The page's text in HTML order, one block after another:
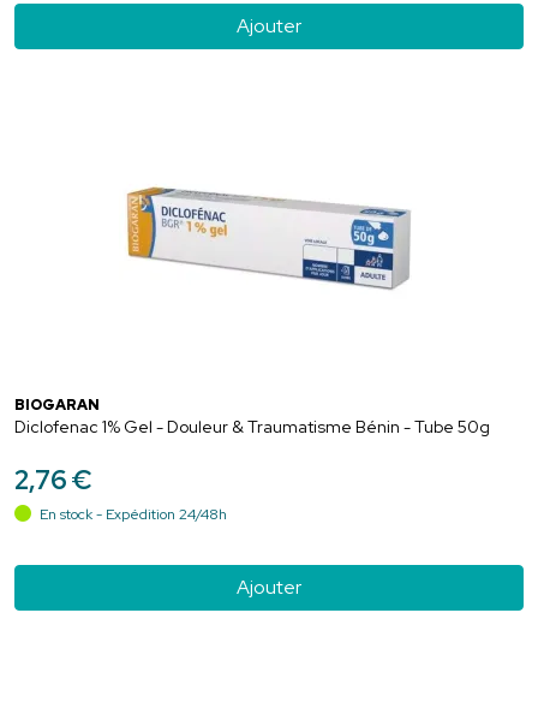
Ajouter
BIOGARAN
Diclofenac 1% Gel - Douleur & Traumatisme Bénin - Tube 50g
2,76€
En stock - Expédition 24/48h
Ajouter